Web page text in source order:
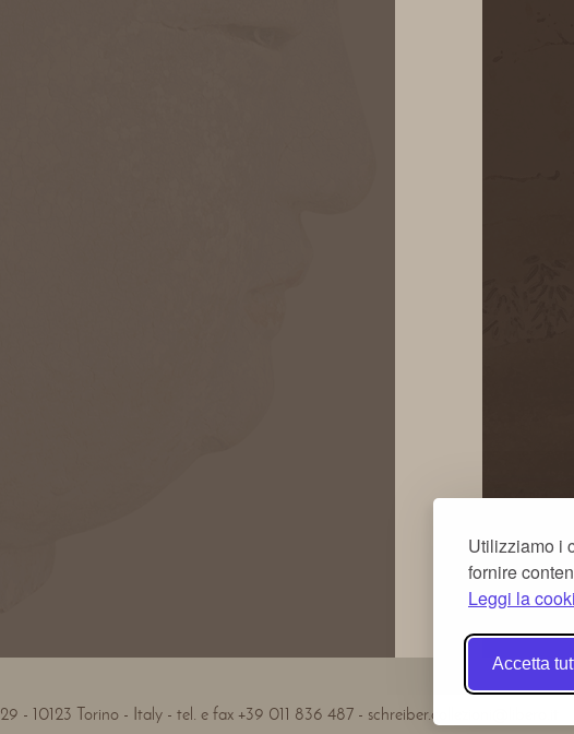
Utilizziamo i
fornire
Leggi la
Accetta
- 10123 Torino - Italy - tel. e fax +39 011 836 487 - schreiber.collezioni@libero.it